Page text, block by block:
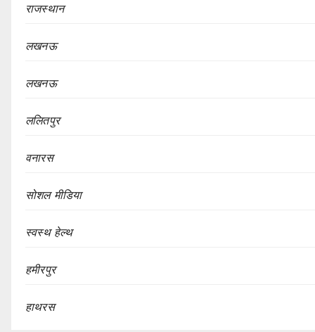
राजस्थान
लखनऊ
लखनऊ
ललितपुर
वनारस
सोशल मीडिया
स्वस्थ हेल्थ
हमीरपुर
हाथरस